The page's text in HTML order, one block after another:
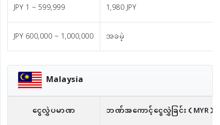
JPY 1 ~ 599,999
1,980 JPY
JPY 600,000 ~ 1,000,000
အခမဲ့
Malaysia
ငွေလွှဲပမာဏ ဘဏ်အကောင့်ငွေလွှဲခြင်း（MYR）